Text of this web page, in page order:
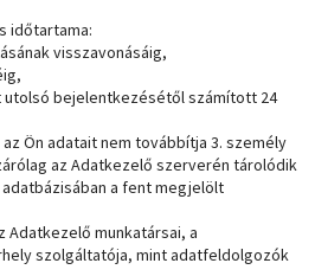
időtartama:
visszavonásáig,
bejelentkezésétől számított 24
Ön adatait nem továbbítja 3. személy
az Adatkezelő szerverén tárolódik
a fent megjelölt
Adatkezelő munkatársai, a
szolgáltatója, mint adatfeldolgozók